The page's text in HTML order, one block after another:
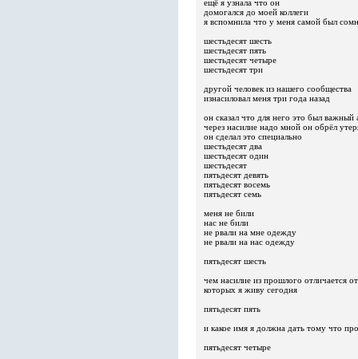
ещё я узнала что он
домогался до моей коллеги
я вспомнила что у меня самой был
шестьдесят шесть
шестьдесят пять
шестьдесят четыре
шестьдесят три
другой человек из нашего сообщества
изнасиловал меня три года назад
он сказал что для него это был важный
через насилие надо мной он обрёл
он сделал это специально
шестьдесят два
шестьдесят один
шестьдесят
пятьдесят девять
пятьдесят восемь
пятьдесят семь
меня не били
нас не били
не рвали на мне одежду
не рвали на нас одежду
пятьдесят шесть
чем насилие из прошлого отличается
которых я живу сегодня
пятьдесят пять
и какое имя я должна дать тому что
пятьдесят четыре